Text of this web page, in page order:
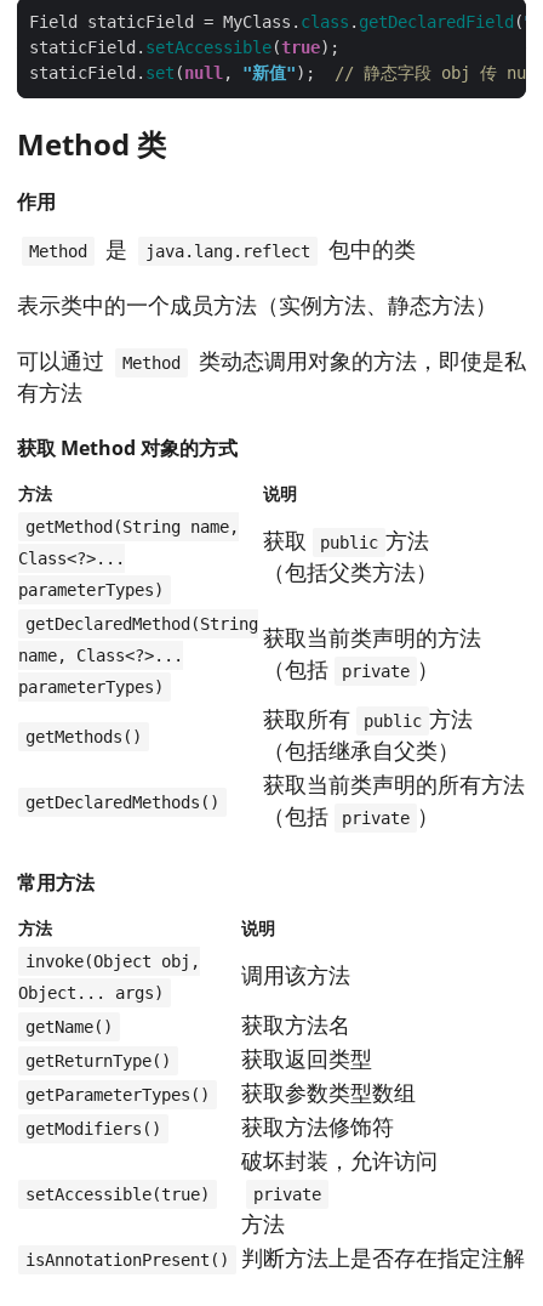
Field staticField = MyClass. class . getDeclaredField (
staticField. setAccessible(true
staticField. set (null , "新值"); // 静态字段 obj 传
Method 类
作用
Method 是 java.lang.reflect
包中的类
表示类中的一个成员方法（实例方法、静态方法）
可以通过
Method
类动态调用对象的方法，即使是私
有方法
获取 Method 对象的方式
方法 说明
getMethod(String name,
Class<?>...
parameterTypes)
获取 public 方法
（包括父类方法）
getDeclaredMethod(String
name, Class<?>...
parameterTypes)
获取当前类声明的方法
（包括
private ）
getMethods()
获取所有 public 方法
（包括继承自父类）
getDeclaredMethods()
获取当前类声明的所有方法
（包括
private ）
常用方法
方法 说明
invoke(Object obj,
Object... args)
调用该方法
getName() 获取方法名
getReturnType() 获取返回类型
getParameterTypes() 获取参数类型数组
getModifiers() 获取方法修饰符
setAccessible(true)
破坏封装，允许访问
private
方法
isAnnotationPresent() 判断方法上是否存在指定注解